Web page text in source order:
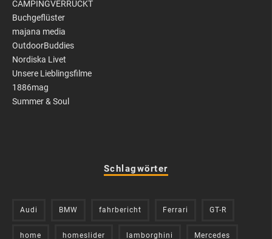
CAMPINGVERRÜCKT
Buchgeflüster
majana media
OutdoorBuddies
Nordiska Livet
Unsere Lieblingsfilme
1886mag
Summer & Soul
Schlagwörter
Audi BMW fahrbericht Ferrari GT-R
home homeslider lamborghini Mercedes